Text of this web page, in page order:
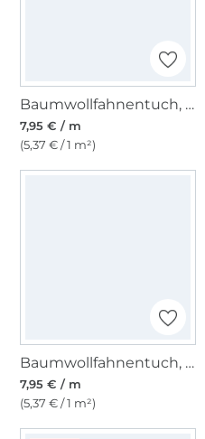
Baumwollfahnentuch, melonengelb
7,95 € / m
(5,37 € / 1 m²)
Baumwollfahnentuch, orange
7,95 € / m
(5,37 € / 1 m²)